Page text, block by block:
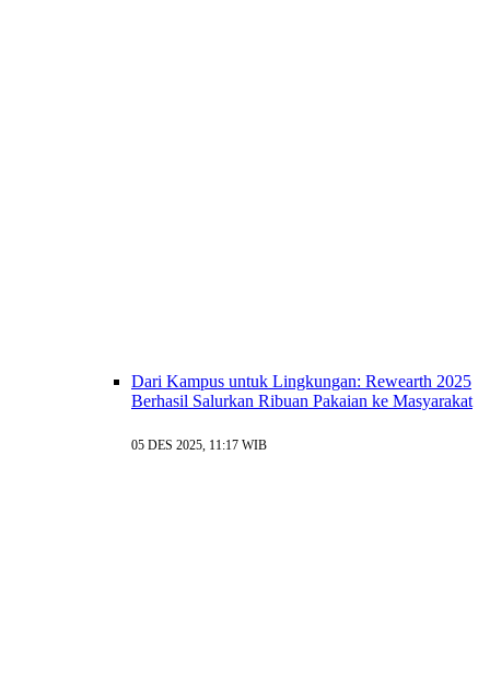
Dari Kampus untuk Lingkungan: Rewearth 2025
Berhasil Salurkan Ribuan Pakaian ke Masyarakat
05 DES 2025, 11:17 WIB